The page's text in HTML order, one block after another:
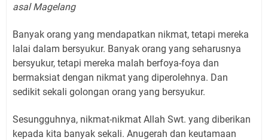
asal Magelang
Banyak orang yang mendapatkan nikmat, tetapi mereka
lalai dalam bersyukur. Banyak orang yang seharusnya
bersyukur, tetapi mereka malah berfoya-foya dan
bermaksiat dengan nikmat yang diperolehnya. Dan
sedikit sekali golongan orang yang bersyukur.
Sesungguhnya, nikmat-nikmat Allah Swt. yang diberikan
kepada kita banyak sekali. Anugerah dan keutamaan